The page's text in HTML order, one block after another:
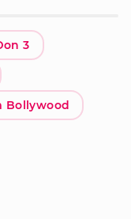
3
Bollywood